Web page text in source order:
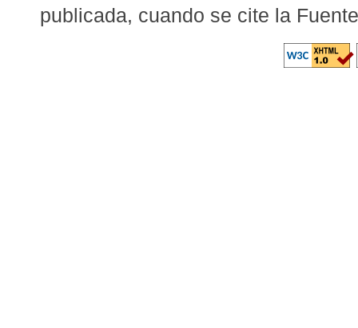
publicada, cuando se cite la